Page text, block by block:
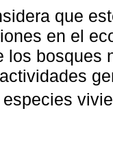
que
en el
los bosques